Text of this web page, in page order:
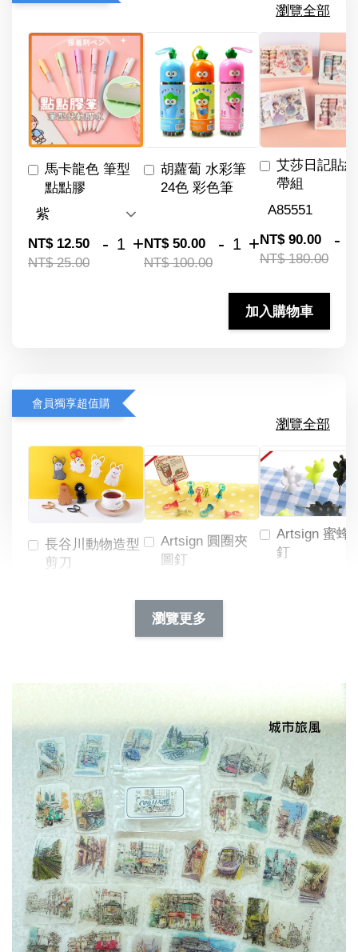
瀏覽全部
馬卡龍色 筆型
點點膠
NT$ 12.50
NT$ 25.00
- +
胡蘿蔔 水彩筆
24色 彩色筆
NT$ 50.00
NT$ 100.00
- +
艾莎日記貼
帶組
NT$ 90.00
NT$ 180.00
-
加入購物車
會員獨享超值購
瀏覽全部
長谷川動物造型
剪刀
Artsign 圓圈夾
圖釘
NT$ 19.00
NT$ 66.00
Artsign 蜜蜂
釘
瀏覽更多